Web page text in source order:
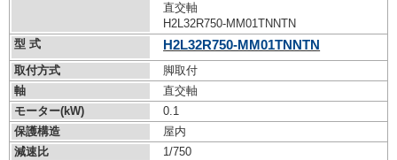
直交軸
H2L32R750-MM01TNNTN
型 式
H2L32R750-MM01TNNTN
取付方式
脚取付
軸
直交軸
モーター(kW)
0.1
保護構造
屋内
減速比
1/750